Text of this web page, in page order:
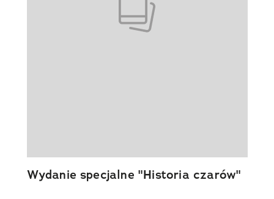
Wydanie specjalne "Historia czarów"